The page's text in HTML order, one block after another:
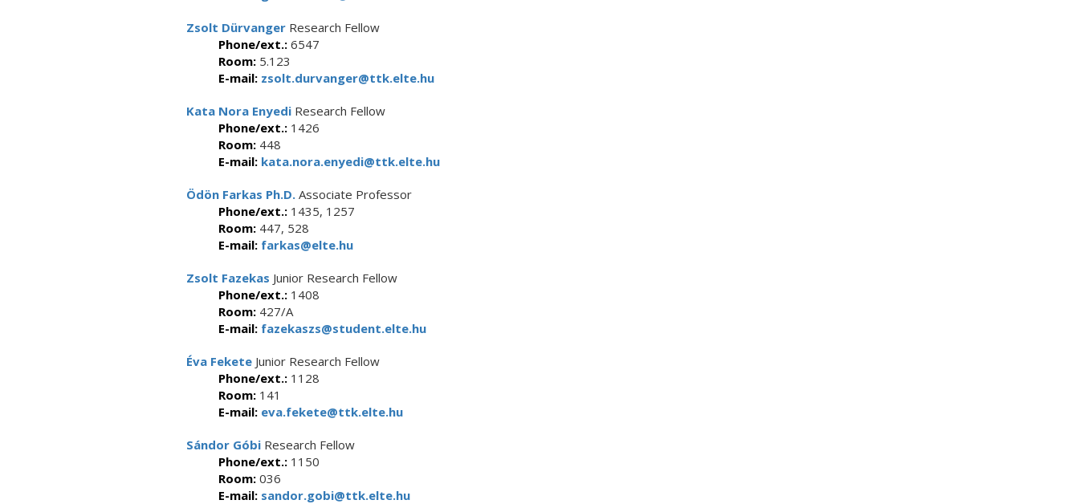
Zsolt Dürvanger Research Fellow
Phone/ext.: 6547
Room: 5.123
E-mail: zsolt.durvanger@ttk.elte.hu
Kata Nora Enyedi Research Fellow
Phone/ext.: 1426
Room: 448
E-mail: kata.nora.enyedi@ttk.elte.hu
Ödön Farkas Ph.D. Associate Professor
Phone/ext.: 1435, 1257
Room: 447, 528
E-mail: farkas@elte.hu
Zsolt Fazekas Junior Research Fellow
Phone/ext.: 1408
Room: 427/A
E-mail: fazekaszs@student.elte.hu
Éva Fekete Junior Research Fellow
Phone/ext.: 1128
Room: 141
E-mail: eva.fekete@ttk.elte.hu
Sándor Góbi Research Fellow
Phone/ext.: 1150
Room: 036
E-mail: sandor.gobi@ttk.elte.hu